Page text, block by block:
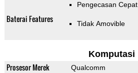
Baterai Features
Pengecasan Cepat
Tidak Amovible
Komputasi
Prosesor Merek Qualcomm